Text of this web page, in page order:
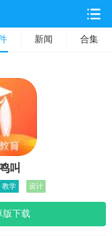
新闻 合集
旅游出行
时尚购物
叫
教学 设计
版下载